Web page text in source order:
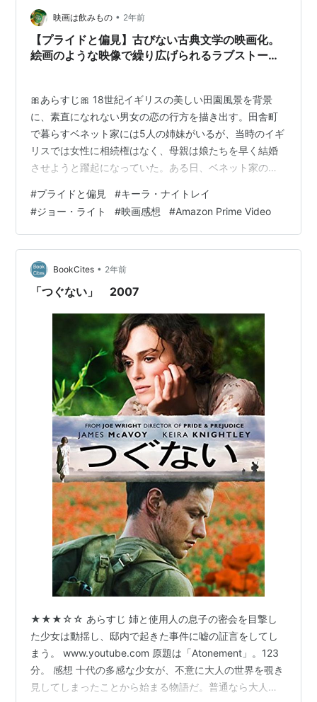
映画は飲みもの • 2年前
【プライドと偏見】古びない古典文学の映画化。
絵画のような映像で繰り広げられるラブストーリ
🎀あらすじ🎀 18世紀イギリスの美しい田園風景を背景
に、素直になれない男女の恋の行方を描き出す。田舎町
で暮らすベネット家には5人の姉妹がいるが、当時のイギ
リスでは女性に相続権はなく、母親は娘たちを早く結婚
させようと躍起になっていた。ある日、ベネット家の近
ェーンがビングリーと惹かれ合う一方、次女エリザベス
はビングリーの親友ダーシーの高慢な態度に嫌悪感を募
らせていく。 出典：プライドと偏見 : 作品情報 - 映
画.com (eiga.com) ご訪問ありがとうございます。 18世
紀イギリスの田舎暮らしがかわいい！服や髪形がかわい
いし、「何食べてるの…
#プライドと偏見 #キーラ・ナイトレイ
#ジョー・ライト #映画感想 #Amazon Prime Video
BookCites • 2年前
「つぐない」 2007
★★★☆☆ あらすじ 姉と使用人の息子の密会を目撃し
た少女は動揺し、邸内で起きた事件に嘘の証言をしてし
まう。 www.youtube.com 原題は「Atonement」。123
分。 感想 十代の多感な少女が、不意に大人の世界を覗き
見してしまったことから始まる物語だ。普通なら大人に